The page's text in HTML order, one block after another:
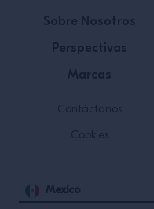
Sobre Nosotros
Perspectivas
Marcas
Contáctanos
Cookies
Mexico